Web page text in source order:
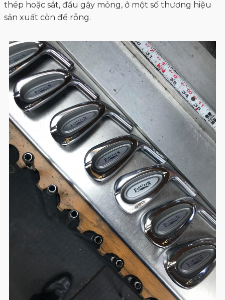
thép hoặc sắt, đầu gậy mỏng, ở một số thương hiệu
sản xuất còn để rỗng.